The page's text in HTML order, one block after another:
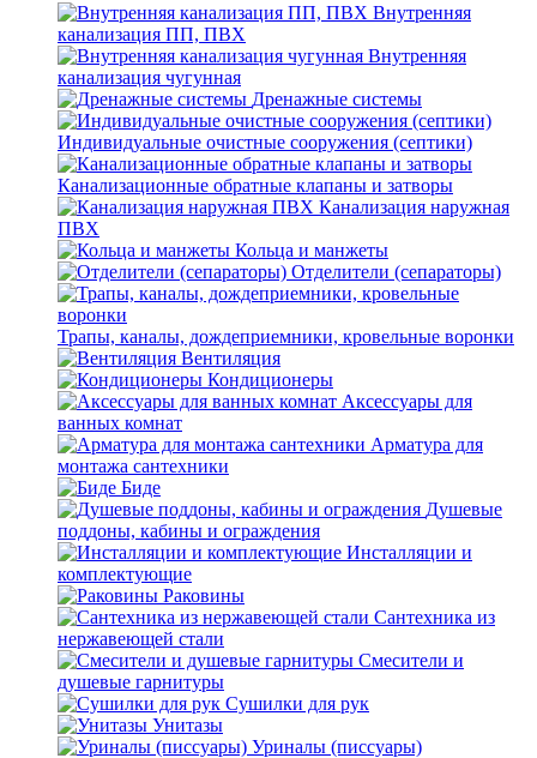
Внутренняя
канализация ПП, ПВХ
Внутренняя
канализация чугунная
Дренажные системы
Индивидуальные очистные сооружения (септики)
Канализационные обратные клапаны и затворы
Канализация наружная
ПВХ
Кольца и манжеты
Отделители (сепараторы)
Трапы, каналы, дождеприемники, кровельные воронки
Вентиляция
Кондиционеры
Аксессуары для
ванных комнат
Арматура для
монтажа сантехники
Биде
Душевые
поддоны, кабины и ограждения
Инсталляции и
комплектующие
Раковины
Сантехника из
нержавеющей стали
Смесители и
душевые гарнитуры
Сушилки для рук
Унитазы
Уриналы (писсуары)